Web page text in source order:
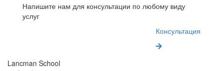
Напишите нам для консультации по любому виду
услуг
Консультация
Lancman School